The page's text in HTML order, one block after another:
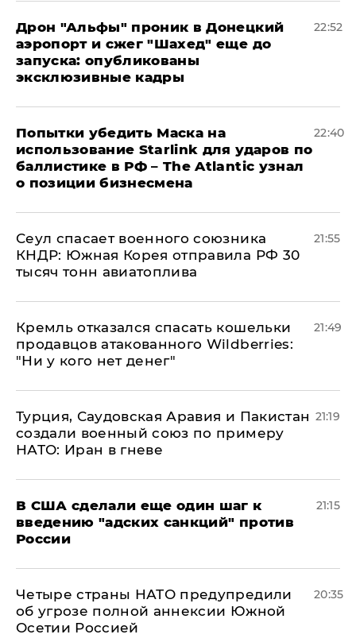
Дрон "Альфы" проник в Донецкий
аэропорт и сжег "Шахед" еще до
запуска: опубликованы
эксклюзивные кадры
22:52
Попытки убедить Маска на
использование Starlink для ударов по
баллистике в РФ – The Atlantic узнал
о позиции бизнесмена
22:40
​Сеул спасает военного союзника
КНДР: Южная Корея отправила РФ 30
тысяч тонн авиатоплива
21:55
Кремль отказался спасать кошельки
продавцов атакованного Wildberries:
"Ни у кого нет денег"
21:49
Турция, Саудовская Аравия и Пакистан
создали военный союз по примеру
НАТО: Иран в гневе
21:19
В США сделали еще один шаг к
введению "адских санкций" против
России
21:15
Четыре страны НАТО предупредили
об угрозе полной аннексии Южной
Осетии Россией
20:35